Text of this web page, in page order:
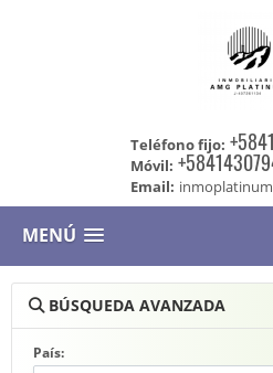
Teléfono fijo:
Móvil:
Email:
MENÚ
BÚSQUEDA AVANZADA
País: